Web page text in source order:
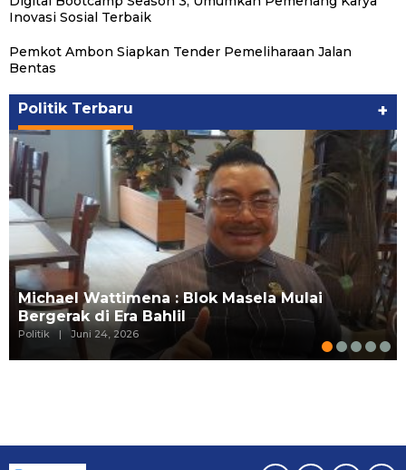
Inovasi Sosial Terbaik
Pemkot Ambon Siapkan Tender Pemeliharaan Jalan
Bentas
Politik Terbaru +
Michael Wattimena : Blok Masela Mulai
Bergerak di Era Bahlil
Politik | Juni 24, 2026